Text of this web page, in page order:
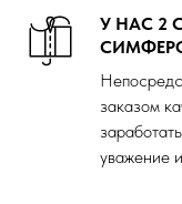
У НАС 2
заказом
уважение